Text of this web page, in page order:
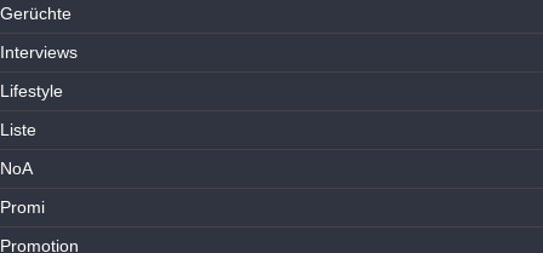
Gerüchte
Interviews
Lifestyle
Liste
NoA
Promi
Promotion